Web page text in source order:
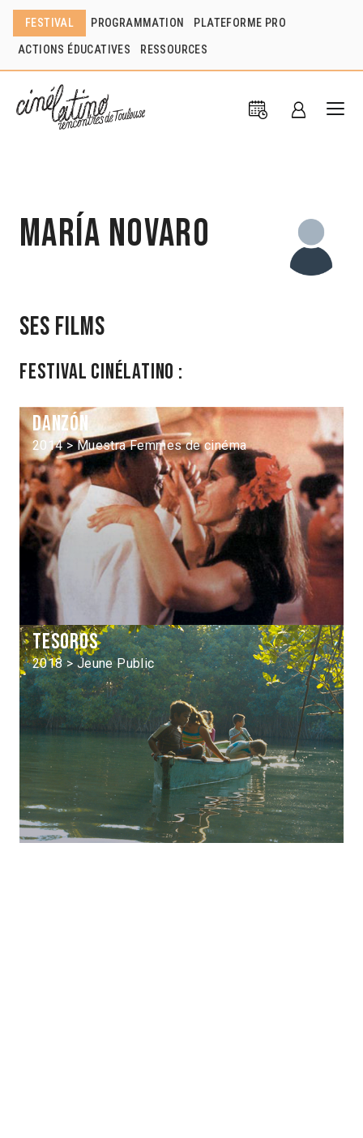
FESTIVAL PROGRAMMATION PLATEFORME PRO
ACTIONS ÉDUCATIVES RESSOURCES
María Novaro
Ses films
Festival Cinélatino :
Danzón
2014 > Muestra Femmes de cinéma
Tesoros
2018 > Jeune Public